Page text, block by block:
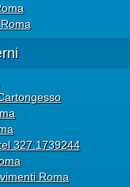
327.1739244
Roma